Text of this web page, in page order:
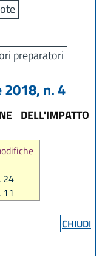
preparatori
2018, n. 4
DELL'IMPATTO
24
11
CHIUDI